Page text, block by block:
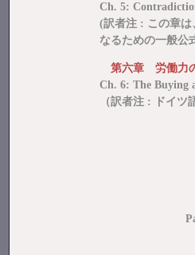
Ch. 5:
(訳者注 : この章は
なるための一般公
第六章 労働力
Ch. 6: The Buying
（訳者注 : ドイツ